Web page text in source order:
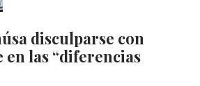
disculparse con
en las “diferencias